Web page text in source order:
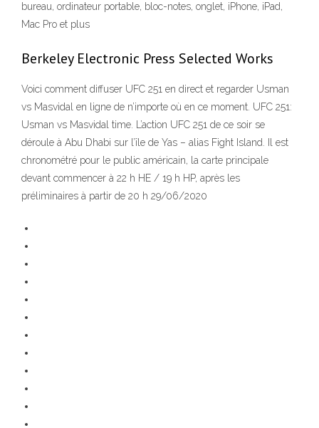
bureau, ordinateur portable, bloc-notes, onglet, iPhone, iPad,
Mac Pro et plus
Berkeley Electronic Press Selected Works
Voici comment diffuser UFC 251 en direct et regarder Usman
vs Masvidal en ligne de n’importe où en ce moment. UFC 251:
Usman vs Masvidal time. L’action UFC 251 de ce soir se
déroule à Abu Dhabi sur l’île de Yas – alias Fight Island. Il est
chronométré pour le public américain, la carte principale
devant commencer à 22 h HE / 19 h HP, après les
préliminaires à partir de 20 h 29/06/2020